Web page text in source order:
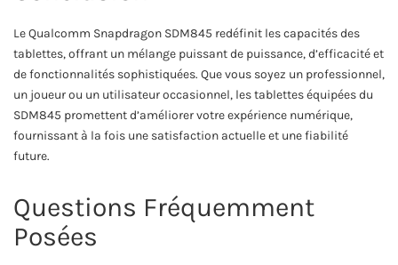
Le Qualcomm Snapdragon SDM845 redéfinit les capacités des
tablettes, offrant un mélange puissant de puissance, d’efficacité et
de fonctionnalités sophistiquées. Que vous soyez un professionnel,
un joueur ou un utilisateur occasionnel, les tablettes équipées du
SDM845 promettent d’améliorer votre expérience numérique,
fournissant à la fois une satisfaction actuelle et une fiabilité
future.
Questions Fréquemment
Posées